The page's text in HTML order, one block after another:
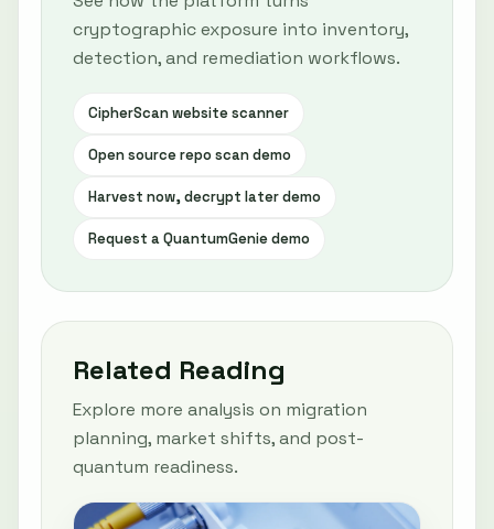
cryptographic exposure into inventory,
detection, and remediation workflows.
CipherScan website scanner
Open source repo scan demo
Harvest now, decrypt later demo
Request a QuantumGenie demo
Related Reading
Explore more analysis on migration
planning, market shifts, and post-
quantum readiness.